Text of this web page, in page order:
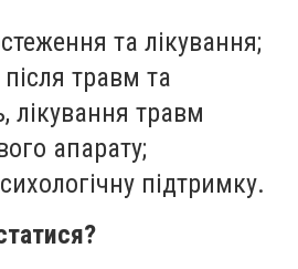
та лікування;
травм та
лікування травм
апарату;
підтримку.